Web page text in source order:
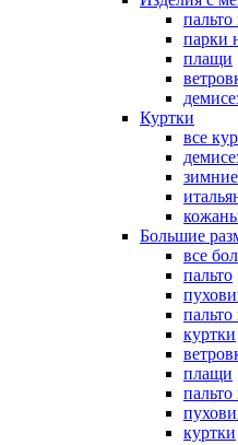
парки
плащи
Куртки
все
зимние
Большие
все
пальто
куртки
плащи
куртки